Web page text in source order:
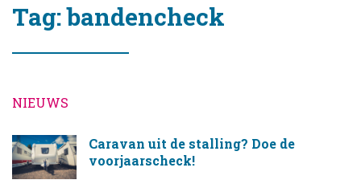
Tag: bandencheck
NIEUWS
Caravan uit de stalling? Doe de
voorjaarscheck!